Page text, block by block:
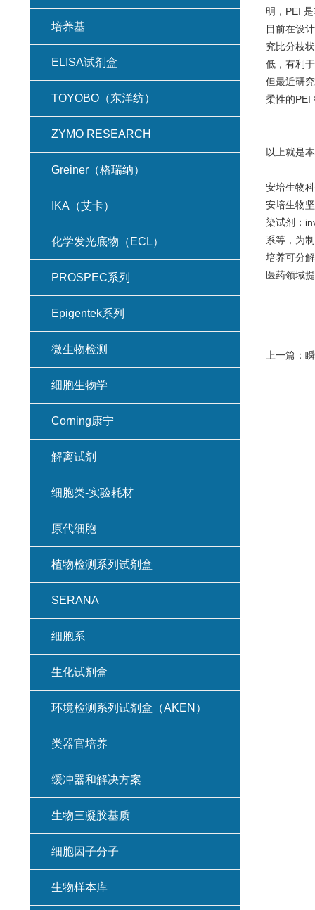
明，PEI
目前在设
究比分枝
低，有利
但最近研
柔性的PEI
以上就是
安培生物
安培生物
染试剂；
系等，为
培养可分
医药领域
上一篇：
培养基
ELISA试剂盒
TOYOBO（东洋纺）
ZYMO RESEARCH
Greiner（格瑞纳）
IKA（艾卡）
化学发光底物（ECL）
PROSPEC系列
Epigentek系列
微生物检测
细胞生物学
Corning康宁
解离试剂
细胞类-实验耗材
原代细胞
植物检测系列试剂盒
SERANA
细胞系
生化试剂盒
环境检测系列试剂盒（AKEN）
类器官培养
缓冲器和解决方案
生物三凝胶基质
细胞因子分子
生物样本库